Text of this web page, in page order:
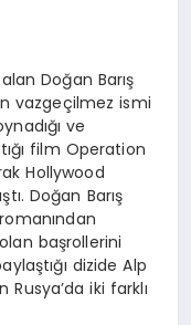
Doğan Barış
vazgeçilmez ismi
ve
film Operation
Hollywood
Doğan Barış
başrollerini
dizide Alp
iki farklı